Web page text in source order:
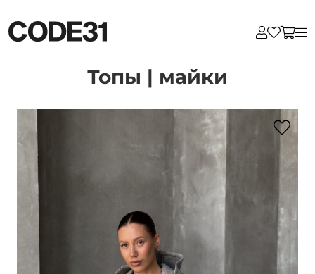
Топы | майки
Для клиентов всех банков
Разбейте
оплату
на части
без переплат
График платежей